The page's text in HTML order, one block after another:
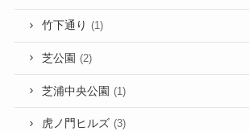
竹下通り (1)
芝公園 (2)
芝浦中央公園 (1)
虎ノ門ヒルズ (3)